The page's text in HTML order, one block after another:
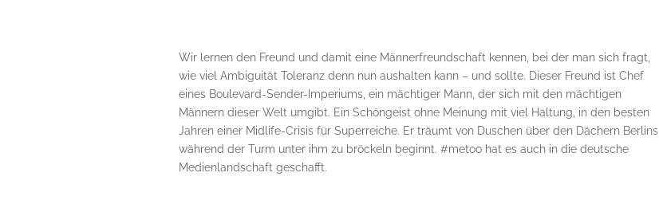
Wir lernen den Freund und damit eine Männerfreundschaft kennen, bei der man sich fragt,
wie viel Ambiguität Toleranz denn nun aushalten kann – und sollte. Dieser Freund ist Chef
eines Boulevard-Sender-Imperiums, ein mächtiger Mann, der sich mit den mächtigen
Männern dieser Welt umgibt. Ein Schöngeist ohne Meinung mit viel Haltung, in den besten
Jahren einer Midlife-Crisis für Superreiche. Er träumt von Duschen über den Dächern Berlins,
während der Turm unter ihm zu bröckeln beginnt. #metoo hat es auch in die deutsche
Medienlandschaft geschafft.